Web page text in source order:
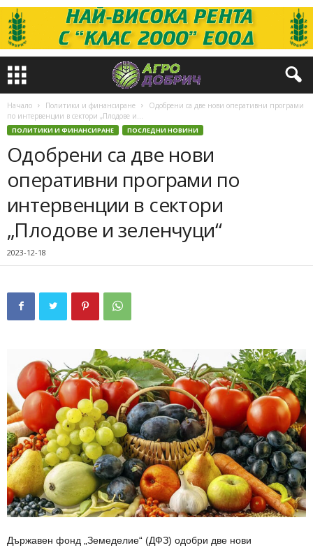
Начало Политики и финансиране
Одобрени са две нови оперативни програми
по интервенции в сектори „Плодове и...
ПОЛИТИКИ И ФИНАНСИРАНЕ ПОСЛЕДНИ НОВИНИ
Одобрени са две нови
оперативни програми по
интервенции в сектори
„Плодове и зеленчуци“
2023-12-18
Държавен фонд „Земеделие“ (ДФЗ) одобри две нови